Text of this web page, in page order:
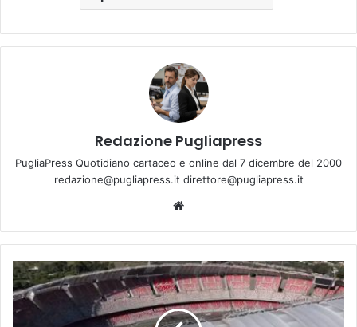
Redazione Pugliapress
PugliaPress Quotidiano cartaceo e online dal 7 dicembre del 2000
redazione@pugliapress.it direttore@pugliapress.it
Bari,
De
Laurentiis